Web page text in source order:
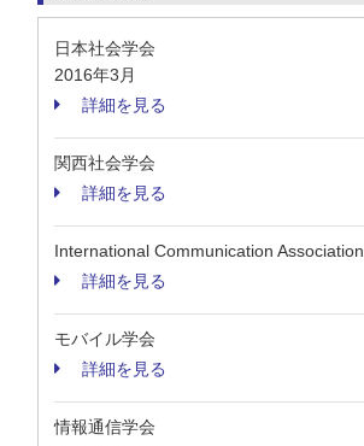
日本社会学会
2016年3月
詳細を見る
関西社会学会
詳細を見る
International Communication Association
詳細を見る
モバイル学会
詳細を見る
情報通信学会